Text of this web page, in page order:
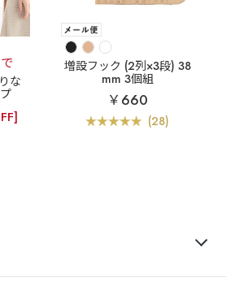
な
ノ
&
増設フック (2列×3段) 38
mm 3個組
￥660
(28)